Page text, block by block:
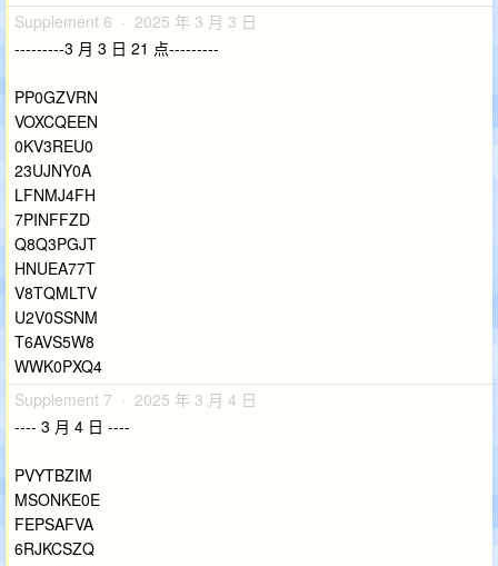
Supplement 6 · 2025 年 3 月 3 日
---------3 月 3 日 21 点---------
PP0GZVRN
VOXCQEEN
0KV3REU0
23UJNY0A
LFNMJ4FH
7PINFFZD
Q8Q3PGJT
HNUEA77T
V8TQMLTV
U2V0SSNM
T6AVS5W8
WWK0PXQ4
Supplement 7 · 2025 年 3 月 4 日
---- 3 月 4 日 ----
PVYTBZIM
MSONKE0E
FEPSAFVA
6RJKCSZQ